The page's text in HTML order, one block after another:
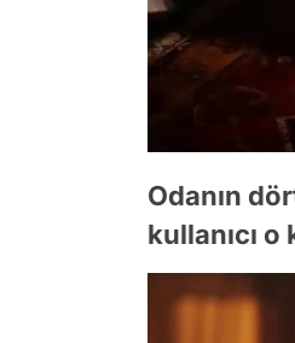
Odanın
kullanıcı